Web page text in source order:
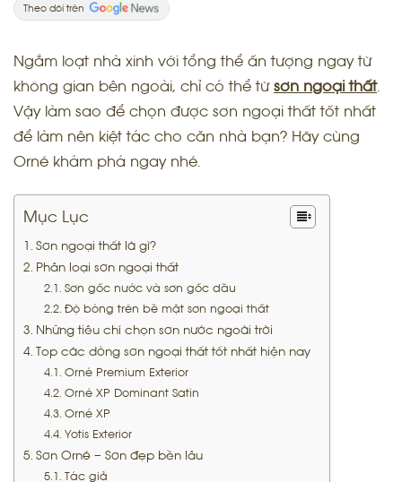
Theo dõi trên
Ngắm loạt nhà xinh với tổng thể ấn tượng ngay từ
không gian bên ngoài, chỉ có thể từsơn ngoại thất.
Vậy làm sao để chọn được sơn ngoại thất tốt nhất
để làm nên kiệt tác cho căn nhà bạn? Hãy cùng
Orné khám phá ngay nhé.
Mục Lục
Sơn ngoại thất là gì?
Phân loại sơn ngoại thất
Sơn gốc nước và sơn gốc dầu
Độ bóng trên bề mặt sơn ngoại thất
Những tiêu chí chọn sơn nước ngoài trời
Top các dòng sơn ngoại thất tốt nhất hiện nay
Orné Premium Exterior
Orné XP Dominant Satin
Orné XP
Yotis Exterior
Sơn Orné – Sơn đẹp bền lâu
Tác giả